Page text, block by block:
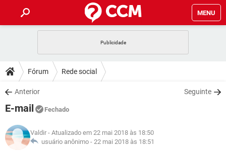
MENU
CELULAR
OUTLOOK
INSTAGRAM
GUIA DE COMPRAS
DICAS
JOGOS
INSTAGRAM GMAIL
DOWNLOADS
JOGOS
CELULAR
OUTLOOK EXCEL
JOGOS WHATSAPP
GLOSSÁRIO
Fórum Rede social
Anterior Seguinte
E-mail Fechado
Valdir - Atualizado em 22 mai 2018 às 18:50
usuário anônimo - 22 mai 2018 às 18:51